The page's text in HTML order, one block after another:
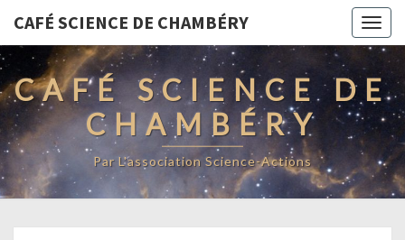
CAFÉ SCIENCE DE CHAMBÉRY
CAFÉ SCIENCE DE
CHAMBÉRY
Par L'association Science-Actions